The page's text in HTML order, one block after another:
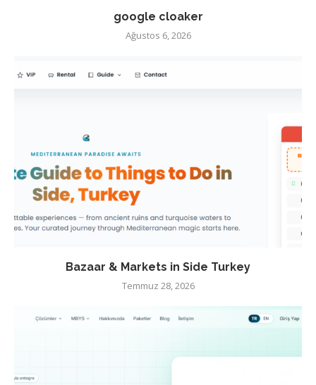
google cloaker
Ağustos 6, 2026
Bazaar & Markets in Side Turkey
Temmuz 28, 2026